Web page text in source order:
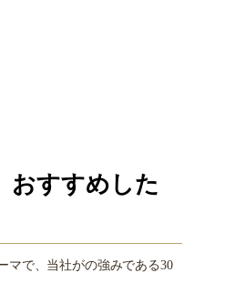
おすすめした
マで、当社がの強みである30